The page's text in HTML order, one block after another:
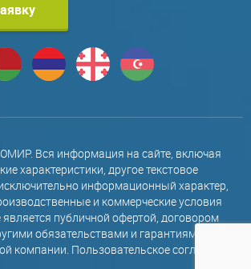
Вся информация на сайте, включая
характеристики, другое текстовое
информационный характер,
и коммерческие условия
является публичной офертой, договором
обязательствами и гарантиями,
компании. Пользовательское соглашение